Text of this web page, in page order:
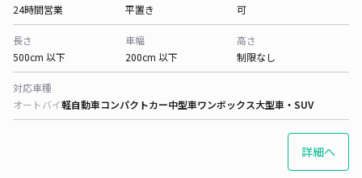
24時間営業
平置き
可
長さ
500cm 以下
車幅
200cm 以下
高さ
制限なし
対応車種
オートバイ軽自動車コンパクトカー中型車ワンボックス大型車・SUV
詳細へ